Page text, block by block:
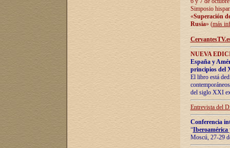
Simposio
«Superación
Rusia» (más
NUEVA
España y
principios del
El libro está
del siglo XXI
Entrevista del
Conferencia
“Iberoamérica
Moscú, 27-29